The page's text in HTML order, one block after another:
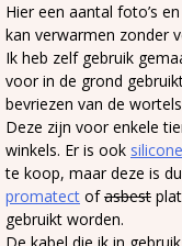
Hier een aantal foto’s
kan verwarmen zonder
Ik heb zelf gebruik
voor in de grond
bevriezen van de
Deze zijn voor enkele
winkels. Er is ook
te koop, maar deze is
promatect ofasbest
gebruikt worden.